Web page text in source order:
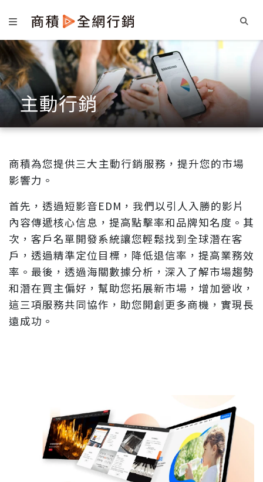
主動行銷
商積為您提供三大主動行銷服務，提升您的市場
影響力。
首先，透過短影音EDM，我們以引人入勝的影片
內容傳遞核心信息，提高點擊率和品牌知名度。其
次，客戶名單開發系統讓您輕鬆找到全球潛在客
戶，透過精準定位目標，降低退信率，提高業務效
率。最後，透過海關數據分析，深入了解市場趨勢
和潛在買主偏好，幫助您拓展新市場，增加營收，
這三項服務共同協作，助您開創更多商機，實現長
遠成功。